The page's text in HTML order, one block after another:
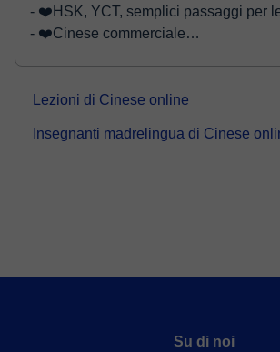
- ❤️HSK, YCT, semplici passaggi per
- ❤️Cinese commerciale
Lezioni di Cinese online
Insegnanti madrelingua di Cinese
Su di noi